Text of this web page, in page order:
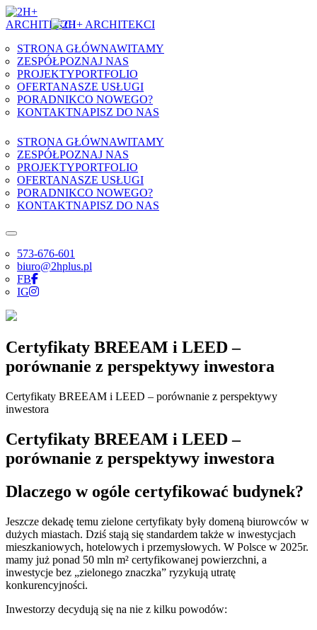
Skip to content
STRONA GŁÓWNAWITAMY
ZESPÓŁPOZNAJ NAS
PROJEKTYPORTFOLIO
OFERTANASZE USŁUGI
PORADNIKCO NOWEGO?
KONTAKTNAPISZ DO NAS
STRONA GŁÓWNAWITAMY
ZESPÓŁPOZNAJ NAS
PROJEKTYPORTFOLIO
OFERTANASZE USŁUGI
PORADNIKCO NOWEGO?
KONTAKTNAPISZ DO NAS
573-676-601
biuro@2hplus.pl
FB
IG
Certyfikaty BREEAM i LEED –
porównanie z perspektywy inwestora
Certyfikaty BREEAM i LEED – porównanie z perspektywy
inwestora
Certyfikaty BREEAM i LEED –
porównanie z perspektywy inwestora
Dlaczego w ogóle certyfikować budynek?
Jeszcze dekadę temu zielone certyfikaty były domeną biurowców w
dużych miastach. Dziś stają się standardem także w inwestycjach
mieszkaniowych, hotelowych i przemysłowych. W Polsce w 2025r.
mamy już ponad 50 mln m² certyfikowanej powierzchni, a
inwestycje bez „zielonego znaczka” ryzykują utratę
konkurencyjności.
Inwestorzy decydują się na nie z kilku powodów: